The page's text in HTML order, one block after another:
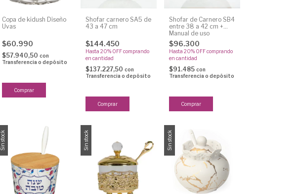
Copa de kidush Diseño
Uvas
$60.990
$57.940,50 con
Transferencia o depósito
Shofar carnero SA5 de
43 a 47 cm
$144.450
Hasta 20% OFFcomprando
en cantidad
$137.227,50 con
Transferencia o depósito
Shofar de Carnero SB4
entre 38 a 42 cm +
Manual de uso
$96.300
Hasta 20% OFFcomprando
en cantidad
$91.485 con
Transferencia o depósito
Sin stock Sin stock Sin stock